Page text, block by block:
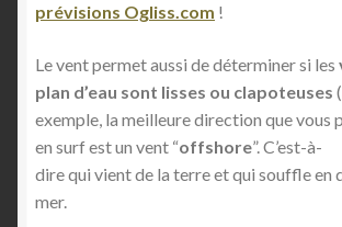
prévisions Ogliss.com !
Le vent permet aussi de déterminer si les
plan d’eau sont lisses ou clapoteuses
exemple, la meilleure direction que vous
en surf est un vent “offshore”. C’est-à-
dire qui vient de la terre et qui souffle en
mer.